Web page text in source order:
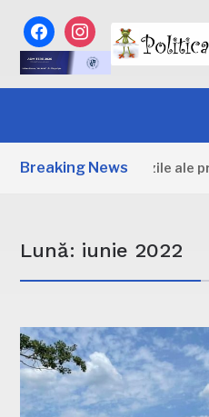
facebookinstagram
Breaking News
Primele zile ale
Lună: iunie 2022